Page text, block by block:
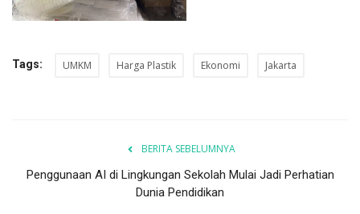
Tags: UMKM Harga Plastik Ekonomi Jakarta
BERITA SEBELUMNYA
Penggunaan AI di Lingkungan Sekolah Mulai Jadi Perhatian
Dunia Pendidikan